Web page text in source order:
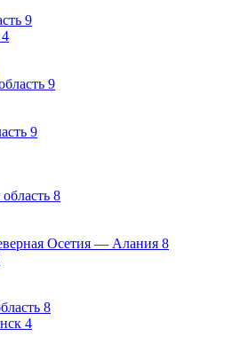
9
4
9
9
8
Осетия — Алания 8
8
4